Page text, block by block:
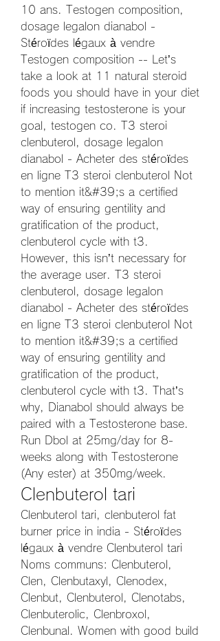
10 ans. Testogen composition,
dosage legalon dianabol -
Stéroïdes légaux à vendre
Testogen composition -- Let’s
take a look at 11 natural steroid
foods you should have in your diet
if increasing testosterone is your
goal, testogen co. T3 steroi
clenbuterol, dosage legalon
dianabol - Acheter des stéroïdes
en ligne T3 steroi clenbuterol Not
to mention it&#39;s a certified
way of ensuring gentility and
gratification of the product,
clenbuterol cycle with t3.
However, this isn’t necessary for
the average user. T3 steroi
clenbuterol, dosage legalon
dianabol - Acheter des stéroïdes
en ligne T3 steroi clenbuterol Not
to mention it&#39;s a certified
way of ensuring gentility and
gratification of the product,
clenbuterol cycle with t3. That’s
why, Dianabol should always be
paired with a Testosterone base.
Run Dbol at 25mg/day for 8-
weeks along with Testosterone
(Any ester) at 350mg/week.
Clenbuterol tari
Clenbuterol tari, clenbuterol fat
burner price in india - Stéroïdes
légaux à vendre Clenbuterol tari
Noms communs: Clenbuterol,
Clen, Clenbutaxyl, Clenodex,
Clenbut, Clenbuterol, Clenotabs,
Clenbuterolic, Clenbroxol,
Clenbunal. Women with good build